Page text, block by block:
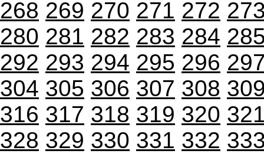
268 269 270 271 272
280 281 282 283 284
292 293 294 295 296
304 305 306 307 308
316 317 318 319 320
328 329 330 331 332